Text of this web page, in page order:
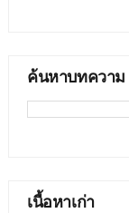
ค้นหาบทความ
เนื้อหาเก่า